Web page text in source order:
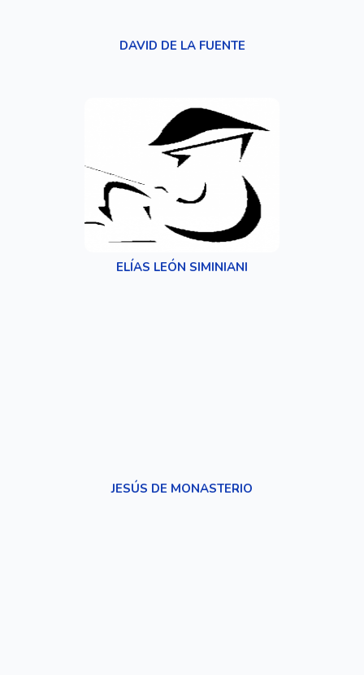
DAVID DE LA FUENTE
ELÍAS LEÓN SIMINIANI
JESÚS DE MONASTERIO